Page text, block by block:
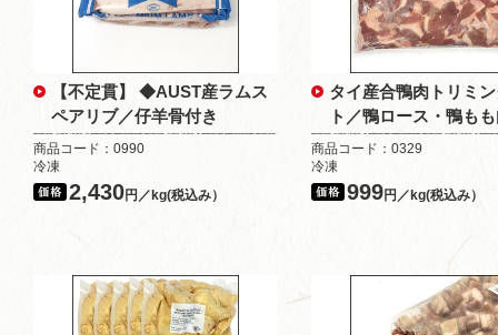
【不定貫】 ◆AUST産ラムス
ペアリブ／仔羊骨付き
商品コード：0990
冷凍
2,430円／kg(税込み）
タイ産合鴨肉トリミ
ト／鴨ロース・鴨も
商品コード：0329
冷凍
999円／kg(税込み）